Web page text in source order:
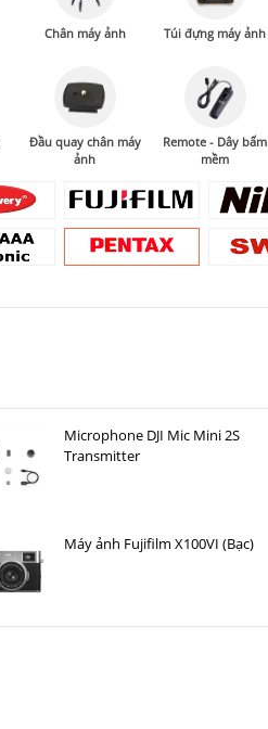
Chân máy ảnh Túi đựng máy ảnh
Đầu quay chân máy
ảnh
Remote - Dây bấm
mềm
Microphone DJI Mic Mini 2S
Transmitter
Máy ảnh Fujifilm X100VI (Bạc)